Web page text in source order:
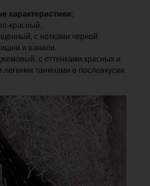
характеристики:
красный.
с нотками черной
и ванили.
с оттенками красных и
легкими танинами в послевкусии.